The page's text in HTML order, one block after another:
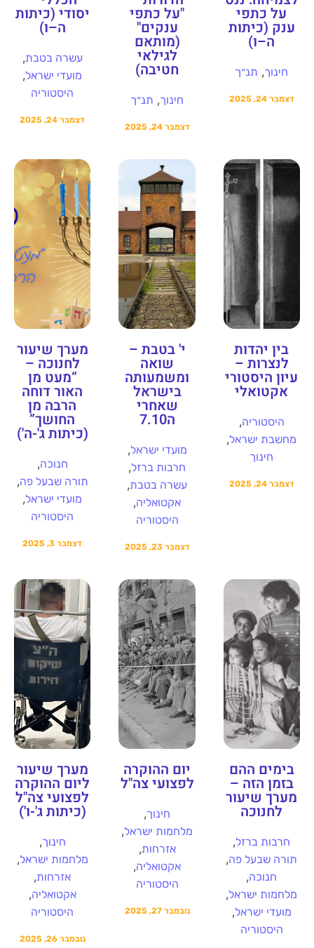
על כתפי
ענק (כיתות
ה–ו)
חינוך, תנ״ך
דצמבר 24, 2025
"על כתפי
ענקים"
(מותאם
לגילאי
חטיבה)
חינוך, תנ״ך
דצמבר 24, 2025
יסודי (כיתות
ה–ו)
עשרה בטבת,
מועדי ישראל,
היסטוריה
דצמבר 24, 2025
בין יהדות
לנצרות –
עיון היסטורי
אקטואלי
היסטוריה,
מחשבת ישראל,
חינוך
דצמבר 24, 2025
י' בטבת –
שואה
ומשמעותה
בישראל
שאחרי
ה7.10
מועדי ישראל,
חרבות ברזל,
עשרה בטבת,
אקטואליה,
היסטוריה
דצמבר 23, 2025
מערך שיעור
לחנוכה –
“מעט מן
האור דוחה
הרבה מן
החושך”
(כיתות ג'-ה')
חנוכה,
תורה שבעל פה,
מועדי ישראל,
היסטוריה
דצמבר 3, 2025
בימים ההם
בזמן הזה –
מערך שיעור
לחנוכה
חרבות ברזל,
תורה שבעל פה,
חנוכה,
מלחמות ישראל,
מועדי ישראל,
היסטוריה
יום ההוקרה
לפצועי צה"ל
חינוך,
מלחמות ישראל,
אזרחות,
אקטואליה,
היסטוריה
נובמבר 27, 2025
מערך שיעור
ליום ההוקרה
לפצועי צה"ל
(כיתות ג'-ו')
חינוך,
מלחמות ישראל,
אזרחות,
אקטואליה,
היסטוריה
נובמבר 26, 2025